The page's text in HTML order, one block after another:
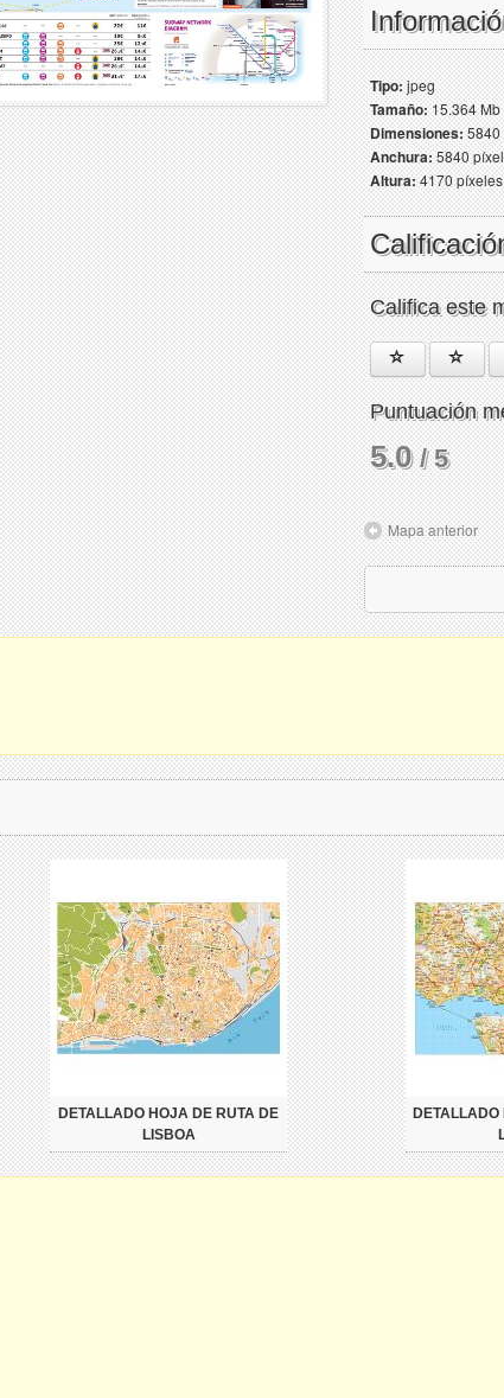
Tipo:jpeg
Tamaño:15.364 Mb
Dimensiones:5840
Anchura:5840
Altura:4170 píxeles
Califica este
Puntuación
5.0/ 5
Mapa anterior
DETALLADO HOJA DE RUTA DE
LISBOA